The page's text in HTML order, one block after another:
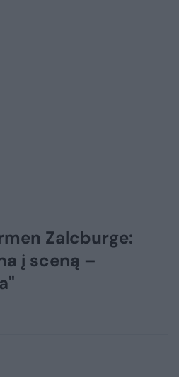
Zalcburge:
į sceną –